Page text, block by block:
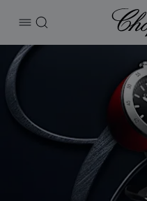
打开菜单
搜索